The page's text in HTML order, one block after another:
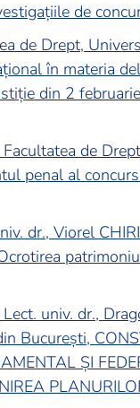
de
de Drept,
în materia
din 2
de
penal al
dr., Viorel
univ. dr.,
București,
ȘI